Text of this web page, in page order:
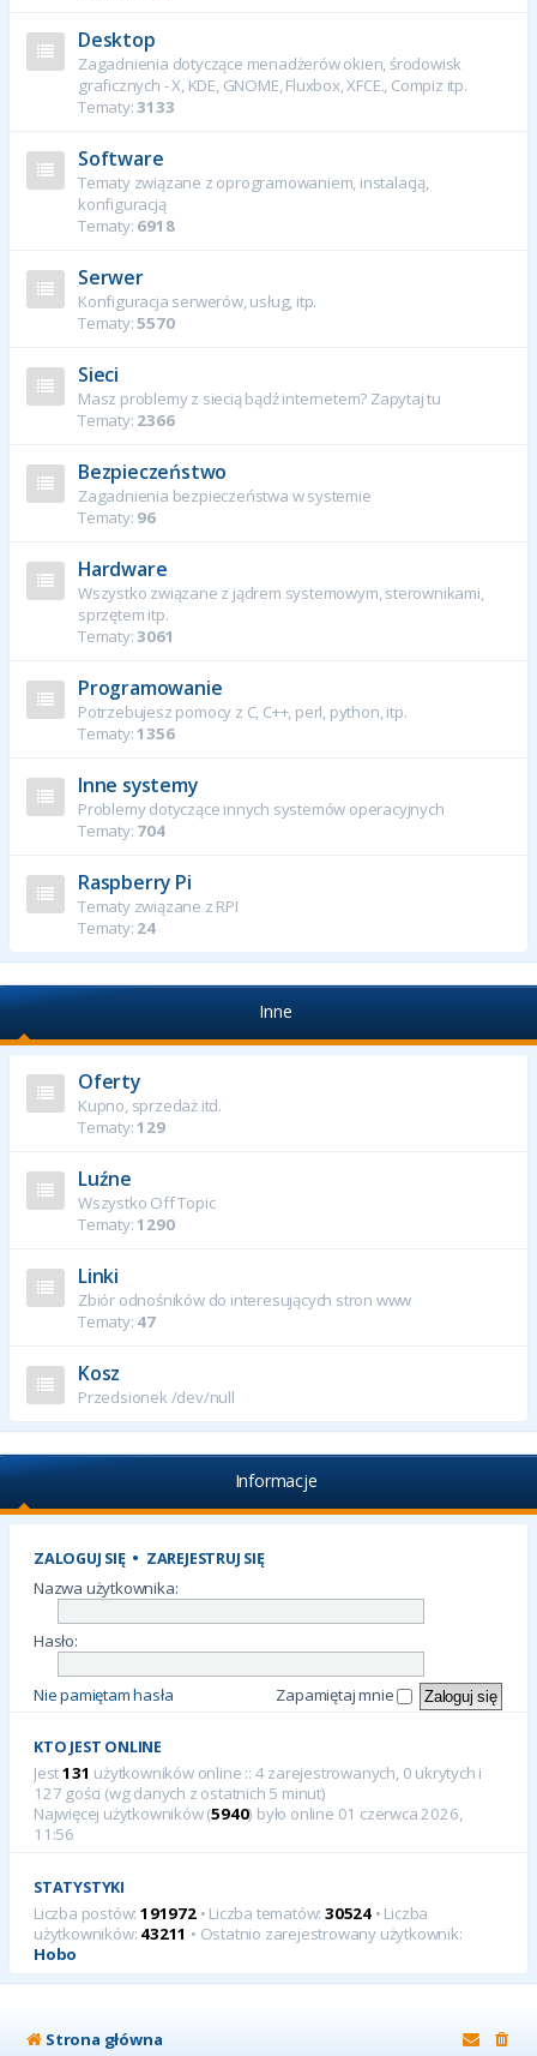
Desktop
Zagadnienia dotyczące menadżerów okien, środowisk
graficznych - X, KDE, GNOME, Fluxbox, XFCE., Compiz itp.
Tematy:3133
Software
Tematy związane z oprogramowaniem, instalacją,
konfiguracją
Tematy: 6918
Serwer
Konfiguracja serwerów, usług, itp.
Tematy:5570
Sieci
Masz problemy z siecią bądź internetem? Zapytaj tu
Tematy: 2366
Bezpieczeństwo
Zagadnienia bezpieczeństwa w systemie
Tematy: 96
Hardware
Wszystko związane z jądrem systemowym, sterownikami,
sprzętem itp.
Tematy:3061
Programowanie
Potrzebujesz pomocy z C, C++, perl, python, itp.
Tematy:1356
Inne systemy
Problemy dotyczące innych systemów operacyjnych
Tematy: 704
Raspberry Pi
Tematy związane z RPI
Tematy: 24
Inne
Oferty
Kupno, sprzedaż itd.
Tematy:129
Luźne
Wszystko Off Topic
Tematy:1290
Linki
Zbiór odnośników do interesujących stron www
Tematy: 47
Kosz
Przedsionek /dev/null
Informacje
ZALOGUJ SIĘ• ZAREJESTRUJ SIĘ
Nazwa użytkownika:
Hasło:
Nie pamiętam hasła Zapamiętaj mnie
KTO JEST ONLINE
Jest131 użytkowników online :: 4 zarejestrowanych, 0 ukrytych i
127 gości (wg danych z ostatnich 5 minut)
Najwięcej użytkowników (5940) było online 01 czerwca 2026,
11:56
STATYSTYKI
Liczba postów: 191972• Liczba tematów:30524 • Liczba
użytkowników: 43211 • Ostatnio zarejestrowany użytkownik:
Hobo
Strona główna